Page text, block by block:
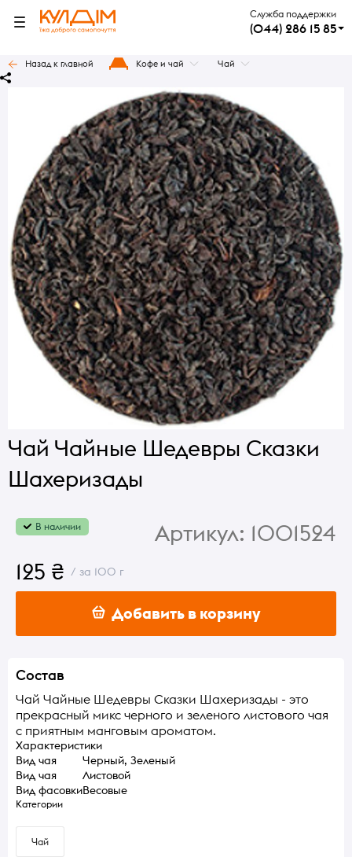
Служба поддержки
(044) 286 15 85
Назад к главной Кофе и чай Чай
Чай Чайные Шедевры Сказки
Шахеризады
В наличии Артикул: 1001524
125 ₴ / за 100 г
Добавить в корзину
Состав
Чай Чайные Шедевры Сказки Шахеризады - это
прекрасный микс черного и зеленого листового чая
с приятным манговым ароматом.
Характеристики
Вид чая
Черный, Зеленый
Вид чая
Листовой
Вид фасовкиВесовые
Категории
Чай